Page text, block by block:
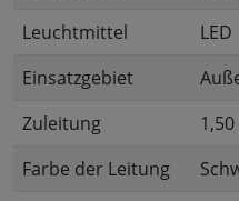
Leuchtmittel
LED
Einsatzgebiet
Zuleitung
Farbe der Leitung